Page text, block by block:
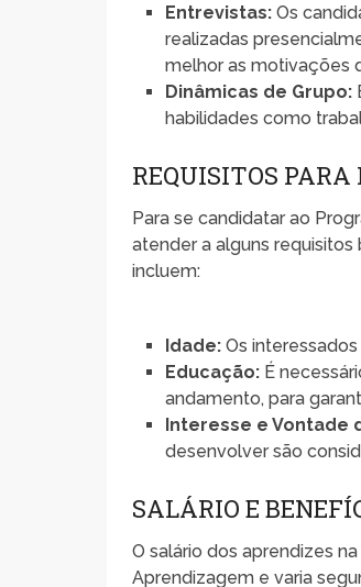
Entrevistas: Os
realizadas
melhor as motivações
Dinâmicas de Grupo:
habilidades como
REQUISITOS
Para se candidatar ao
atender a alguns
incluem:
Idade: Os
Educação: É
andamento, para
Interesse e Vontade
desenvolver são
SALÁRIO E
O salário dos aprendizes
Aprendizagem e varia